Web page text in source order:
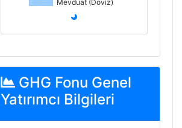
GHG Fonu Genel
Yatırımcı Bilgileri